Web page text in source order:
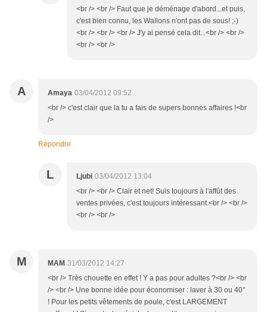
<br /> <br /> Faut que je déménage d'abord...et puis,
c'est bien connu, les Wallons n'ont pas de sous! ;-)
<br /> <br /> <br /> J'y ai pensé cela dit...<br /> <br />
<br /> <br />
A Amaya 03/04/2012 09:52
<br /> c'est clair que la tu a fais de supers bonnes affaires !<br
/>
Répondre
L Ljubi 03/04/2012 13:04
<br /> <br /> Clair et net! Suis toujours à l'affût des
ventes privées, c'est toujours intéressant.<br /> <br />
<br /> <br />
M MAM 31/03/2012 14:27
<br /> Très chouette en effet ! Y a pas pour adultes ?<br /> <br
/> <br /> Une bonne idée pour économiser : laver à 30 ou 40°
! Pour les petits vêtements de poule, c'est LARGEMENT